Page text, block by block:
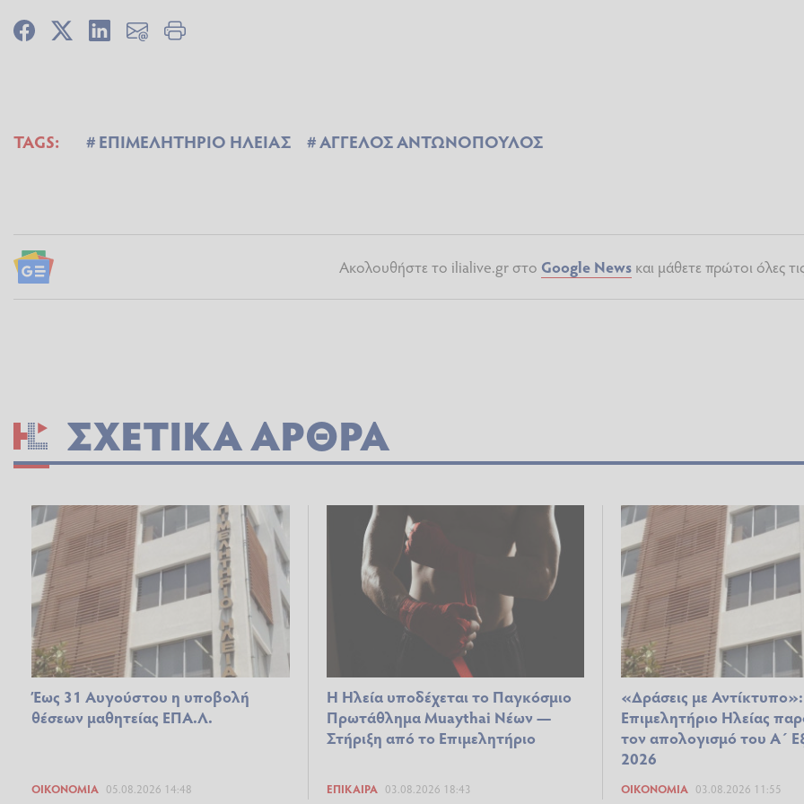
TAGS: ΕΠΙΜΕΛΗΤΗΡΙΟ ΗΛΕΙΑΣ ΑΓΓΕΛΟΣ ΑΝΤΩΝΟΠΟΥΛΟΣ
Ακολουθήστε το ilialive.gr στο Google Newsκαι μάθετε πρώτοι όλες
ΣΧΕΤΙΚΆ ΆΡΘΡΑ
Έως 31 Αυγούστου η υποβολή
θέσεων μαθητείας ΕΠΑ.Λ.
ΟΙΚΟΝΟΜΊΑ 05.08.2026 14:48
Η Ηλεία υποδέχεται το Παγκόσμιο
Πρωτάθλημα Muaythai Νέων —
Στήριξη από το Επιμελητήριο
ΕΠΊΚΑΙΡΑ 03.08.2026 18:43
«Δράσεις με
Επιμελητήριο Ηλείας
τον απολογισμό του Α΄
2026
ΟΙΚΟΝΟΜΊΑ 03.08.2026 11:55